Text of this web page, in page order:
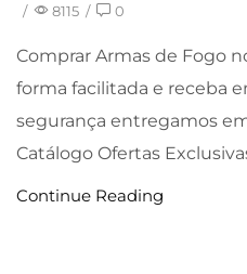
/ 8115 / 0
Comprar Armas de Fogo
forma facilitada e receba
segurança entregamos
Catálogo Ofertas
Continue Reading